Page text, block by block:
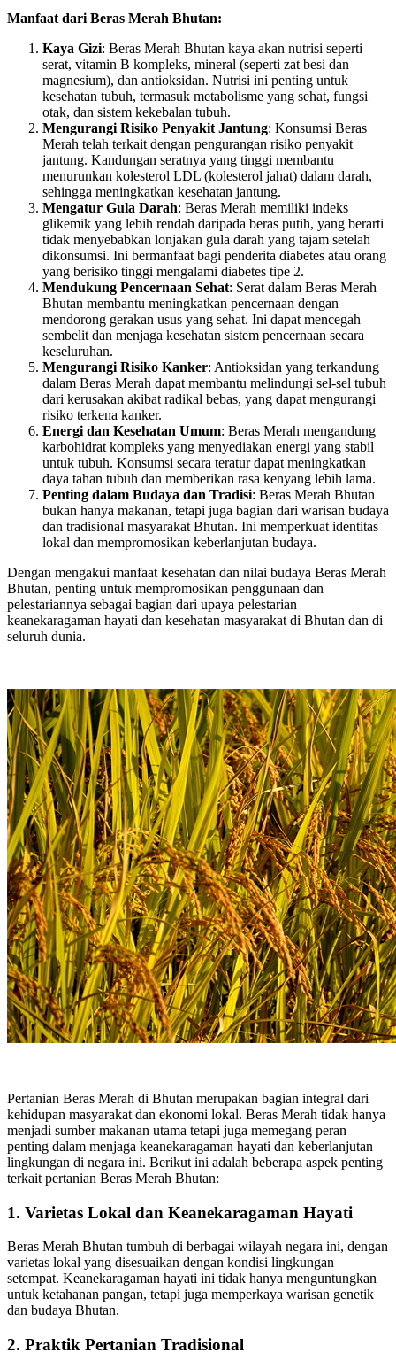
Manfaat dari Beras Merah Bhutan:
Kaya Gizi: Beras Merah Bhutan kaya akan nutrisi seperti
serat, vitamin B kompleks, mineral (seperti zat besi dan
magnesium), dan antioksidan. Nutrisi ini penting untuk
kesehatan tubuh, termasuk metabolisme yang sehat, fungsi
otak, dan sistem kekebalan tubuh.
Mengurangi Risiko Penyakit Jantung: Konsumsi Beras
Merah telah terkait dengan pengurangan risiko penyakit
jantung. Kandungan seratnya yang tinggi membantu
menurunkan kolesterol LDL (kolesterol jahat) dalam darah,
sehingga meningkatkan kesehatan jantung.
Mengatur Gula Darah: Beras Merah memiliki indeks
glikemik yang lebih rendah daripada beras putih, yang berarti
tidak menyebabkan lonjakan gula darah yang tajam setelah
dikonsumsi. Ini bermanfaat bagi penderita diabetes atau orang
yang berisiko tinggi mengalami diabetes tipe 2.
Mendukung Pencernaan Sehat: Serat dalam Beras Merah
Bhutan membantu meningkatkan pencernaan dengan
mendorong gerakan usus yang sehat. Ini dapat mencegah
sembelit dan menjaga kesehatan sistem pencernaan secara
keseluruhan.
Mengurangi Risiko Kanker: Antioksidan yang terkandung
dalam Beras Merah dapat membantu melindungi sel-sel tubuh
dari kerusakan akibat radikal bebas, yang dapat mengurangi
risiko terkena kanker.
Energi dan Kesehatan Umum: Beras Merah mengandung
karbohidrat kompleks yang menyediakan energi yang stabil
untuk tubuh. Konsumsi secara teratur dapat meningkatkan
daya tahan tubuh dan memberikan rasa kenyang lebih lama.
Penting dalam Budaya dan Tradisi: Beras Merah Bhutan
bukan hanya makanan, tetapi juga bagian dari warisan budaya
dan tradisional masyarakat Bhutan. Ini memperkuat identitas
lokal dan mempromosikan keberlanjutan budaya.
Dengan mengakui manfaat kesehatan dan nilai budaya Beras Merah
Bhutan, penting untuk mempromosikan penggunaan dan
pelestariannya sebagai bagian dari upaya pelestarian
keanekaragaman hayati dan kesehatan masyarakat di Bhutan dan di
seluruh dunia.
Pertanian Beras Merah di Bhutan merupakan bagian integral dari
kehidupan masyarakat dan ekonomi lokal. Beras Merah tidak hanya
menjadi sumber makanan utama tetapi juga memegang peran
penting dalam menjaga keanekaragaman hayati dan keberlanjutan
lingkungan di negara ini. Berikut ini adalah beberapa aspek penting
terkait pertanian Beras Merah Bhutan:
1. Varietas Lokal dan Keanekaragaman Hayati
Beras Merah Bhutan tumbuh di berbagai wilayah negara ini, dengan
varietas lokal yang disesuaikan dengan kondisi lingkungan
setempat. Keanekaragaman hayati ini tidak hanya menguntungkan
untuk ketahanan pangan, tetapi juga memperkaya warisan genetik
dan budaya Bhutan.
2. Praktik Pertanian Tradisional